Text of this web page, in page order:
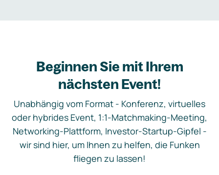
Beginnen Sie mit Ihrem
nächsten Event!
Unabhängig vom Format - Konferenz, virtuelles
oder hybrides Event, 1:1-Matchmaking-Meeting,
Networking-Plattform, Investor-Startup-Gipfel -
wir sind hier, um Ihnen zu helfen, die Funken
fliegen zu lassen!